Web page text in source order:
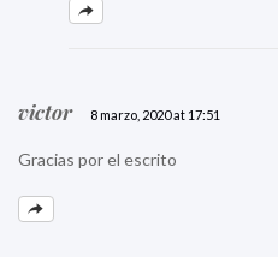
victor 8 marzo, 2020 at 17:51
Gracias por el escrito